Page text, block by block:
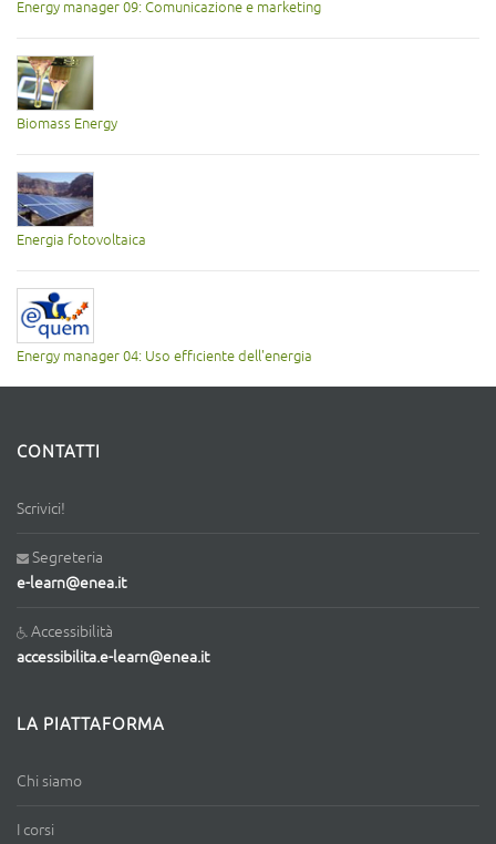
Energy manager 09: Comunicazione e marketing
Biomass Energy
Energia fotovoltaica
Energy manager 04: Uso efficiente dell'energia
CONTATTI
Scrivici!
Segreteria
e-learn@enea.it
Accessibilità
accessibilita.e-learn@enea.it
LA PIATTAFORMA
Chi siamo
I corsi